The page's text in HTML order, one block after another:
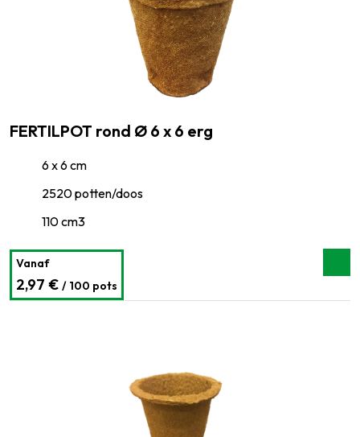
FERTILPOT rond Ø 6 x 6 erg
6 x 6 cm
2520 potten/doos
110 cm3
Vanaf
2,97 € / 100 pots